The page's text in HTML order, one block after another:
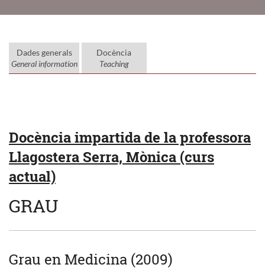
Dades generals
General information
Docència
Teaching
Docència impartida de la professora
Llagostera Serra, Mònica (curs
actual)
GRAU
Grau en Medicina (2009)